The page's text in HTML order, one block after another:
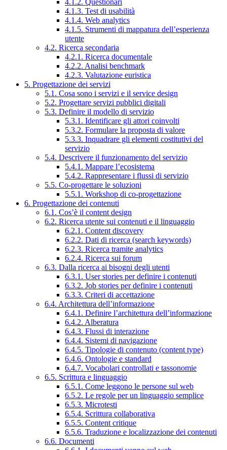
4.1.2. Questionari
4.1.3. Test di usabilità
4.1.4. Web analytics
4.1.5. Strumenti di mappatura dell’esperienza
utente
4.2. Ricerca secondaria
4.2.1. Ricerca documentale
4.2.2. Analisi benchmark
4.2.3. Valutazione euristica
5. Progettazione dei servizi
5.1. Cosa sono i servizi e il service design
5.2. Progettare servizi pubblici digitali
5.3. Definire il modello di servizio
5.3.1. Identificare gli attori coinvolti
5.3.2. Formulare la proposta di valore
5.3.3. Inquadrare gli elementi costitutivi del
servizio
5.4. Descrivere il funzionamento del servizio
5.4.1. Mappare l’ecosistema
5.4.2. Rappresentare i flussi di servizio
5.5. Co-progettare le soluzioni
5.5.1. Workshop di co-progettazione
6. Progettazione dei contenuti
6.1. Cos’è il content design
6.2. Ricerca utente sui contenuti e il linguaggio
6.2.1. Content discovery
6.2.2. Dati di ricerca (search keywords)
6.2.3. Ricerca tramite analytics
6.2.4. Ricerca sui forum
6.3. Dalla ricerca ai bisogni degli utenti
6.3.1. User stories per definire i contenuti
6.3.2. Job stories per definire i contenuti
6.3.3. Criteri di accettazione
6.4. Architettura dell’informazione
6.4.1. Definire l’architettura dell’informazione
6.4.2. Alberatura
6.4.3. Flussi di interazione
6.4.4. Sistemi di navigazione
6.4.5. Tipologie di contenuto (content type)
6.4.6. Ontologie e standard
6.4.7. Vocabolari controllati e tassonomie
6.5. Scrittura e linguaggio
6.5.1. Come leggono le persone sul web
6.5.2. Le regole per un linguaggio semplice
6.5.3. Microtesti
6.5.4. Scrittura collaborativa
6.5.5. Content critique
6.5.6. Traduzione e localizzazione dei contenuti
6.6. Documenti